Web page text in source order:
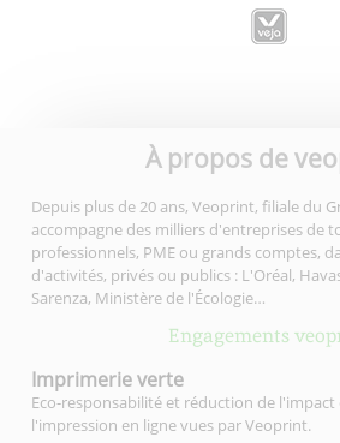
À propos de
Depuis plus de 20 ans, Veoprint, filiale du
accompagne des milliers d'entreprises de
professionnels, PME ou grands comptes,
d'activités, privés ou publics : L'Oréal,
Sarenza, Ministère de l'Écologie…
Engagements
Imprimerieverte
Eco-responsabilité et réduction de l'impact
l'impression en ligne vues par Veoprint.